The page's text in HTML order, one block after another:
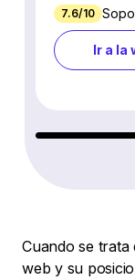
7.6/10
Ir a la
Cuando se trata
web y su